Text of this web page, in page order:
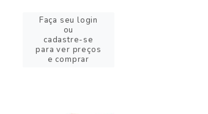
Faça seu login
ou
cadastre-se
para ver preços
e comprar